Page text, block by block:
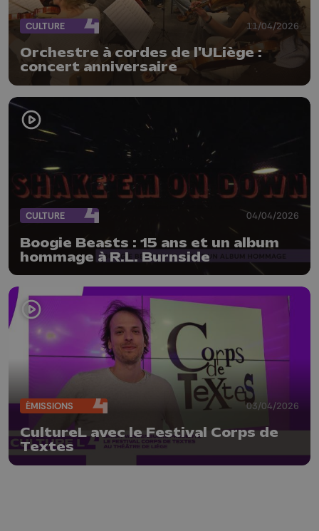
CULTURE 11/04/2026
Orchestre à cordes de l'ULiège :
concert anniversaire
CULTURE 04/04/2026
Boogie Beasts : 15 ans et un album
hommage à R.L. Burnside
ÉMISSIONS 03/04/2026
CultureL avec le Festival Corps de
Textes